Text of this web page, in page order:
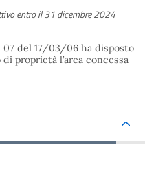
entro il 31 dicembre 2024
07 del 17/03/06 ha disposto
proprietà l’area concessa